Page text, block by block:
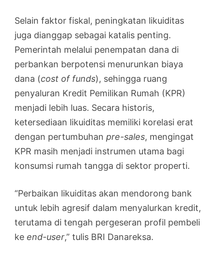
Selain faktor fiskal, peningkatan likuiditas
juga dianggap sebagai katalis penting.
Pemerintah melalui penempatan dana di
perbankan berpotensi menurunkan biaya
dana (cost of funds), sehingga ruang
penyaluran Kredit Pemilikan Rumah (KPR)
menjadi lebih luas. Secara historis,
ketersediaan likuiditas memiliki korelasi erat
dengan pertumbuhan pre-sales, mengingat
KPR masih menjadi instrumen utama bagi
konsumsi rumah tangga di sektor properti.
“Perbaikan likuiditas akan mendorong bank
untuk lebih agresif dalam menyalurkan kredit,
terutama di tengah pergeseran profil pembeli
ke end-user,” tulis BRI Danareksa.